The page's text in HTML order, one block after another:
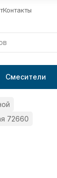
Контакты
Смесители
72660